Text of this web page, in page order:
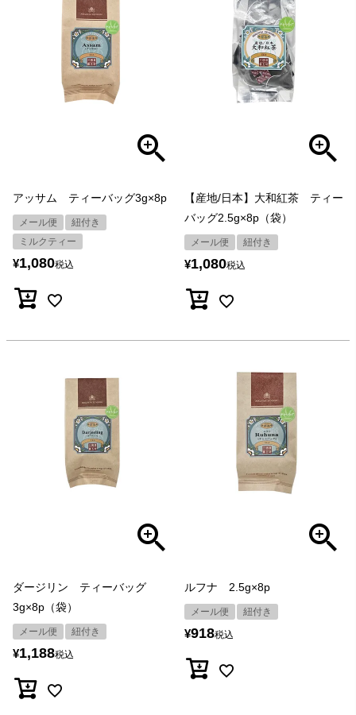
アッサム ティーバッグ3g×8p
メール便
紐付き
ミルクティー
¥1,080税込
【産地/日本】大和紅茶 ティー
バッグ2.5g×8p（袋）
メール便 紐付き
¥1,080税込
ダージリン ティーバッグ
3g×8p（袋）
メール便 紐付き
¥1,188税込
ルフナ 2.5g×8p
メール便 紐付き
¥918税込